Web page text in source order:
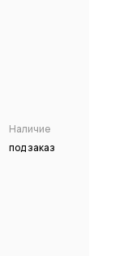
Наличие
под заказ